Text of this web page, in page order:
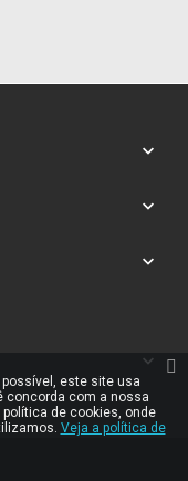




este site usa
concorda com a nossa
de cookies, onde
Veja a política de